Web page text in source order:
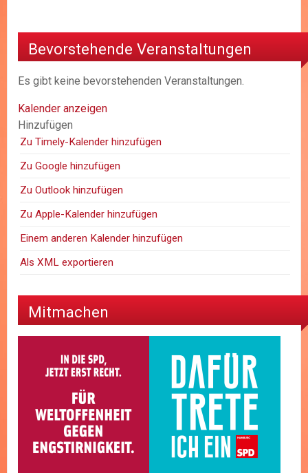
Bevorstehende Veranstaltungen
Es gibt keine bevorstehenden Veranstaltungen.
Kalender anzeigen
Hinzufügen
Zu Timely-Kalender hinzufügen
Zu Google hinzufügen
Zu Outlook hinzufügen
Zu Apple-Kalender hinzufügen
Einem anderen Kalender hinzufügen
Als XML exportieren
Mitmachen